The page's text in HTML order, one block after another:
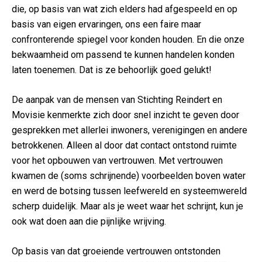
die, op basis van wat zich elders had afgespeeld en op
basis van eigen ervaringen, ons een faire maar
confronterende spiegel voor konden houden. En die onze
bekwaamheid om passend te kunnen handelen konden
laten toenemen. Dat is ze behoorlijk goed gelukt!
De aanpak van de mensen van Stichting Reindert en
Movisie kenmerkte zich door snel inzicht te geven door
gesprekken met allerlei inwoners, verenigingen en andere
betrokkenen. Alleen al door dat contact ontstond ruimte
voor het opbouwen van vertrouwen. Met vertrouwen
kwamen de (soms schrijnende) voorbeelden boven water
en werd de botsing tussen leefwereld en systeemwereld
scherp duidelijk. Maar als je weet waar het schrijnt, kun je
ook wat doen aan die pijnlijke wrijving.
Op basis van dat groeiende vertrouwen ontstonden